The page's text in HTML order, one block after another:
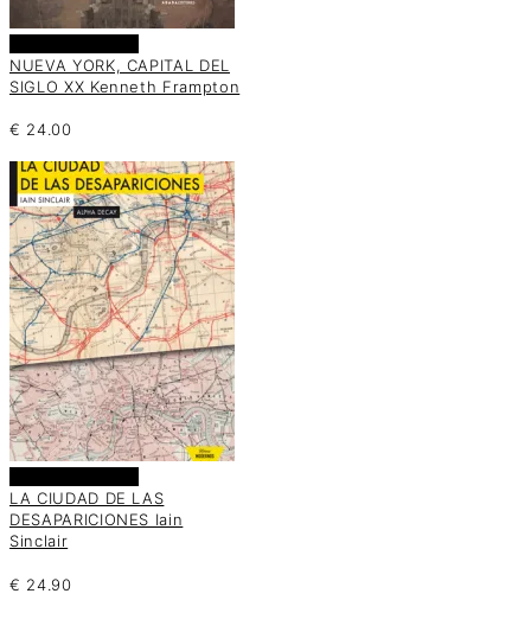
NUEVA YORK, CAPITAL DEL
SIGLO XX Kenneth Frampton
€ 24.00
LA CIUDAD DE LAS
DESAPARICIONES Iain
Sinclair
€ 24.90